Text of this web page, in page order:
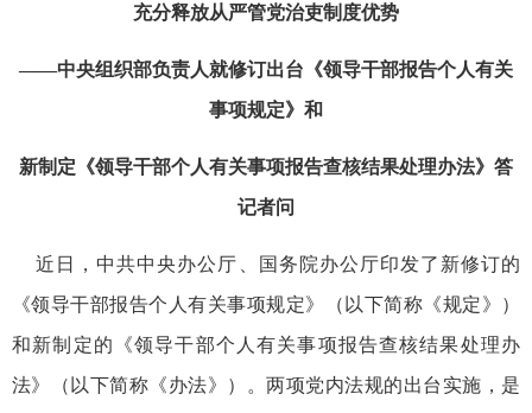
充分释放从严管党治吏制度优势
——中央组织部负责人就修订出台《领导干部报告个人有关
事项规定》和
新制定《领导干部个人有关事项报告查核结果处理办法》答
记者问
近日，中共中央办公厅、国务院办公厅印发了新修订的
《领导干部报告个人有关事项规定》（以下简称《规定》）
和新制定的《领导干部个人有关事项报告查核结果处理办
法》（以下简称《办法》）。两项党内法规的出台实施，是